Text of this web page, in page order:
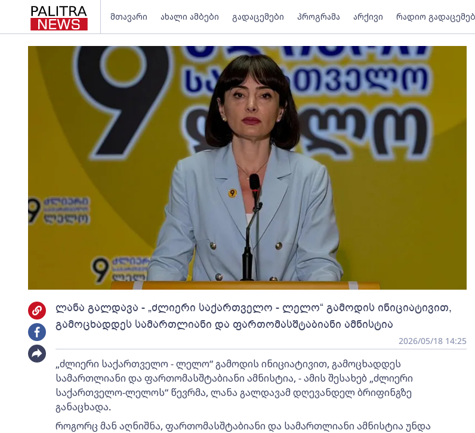
მთავარი ახალი ამბები გადაცემები პროგრამა არქივი რადიო
ლანა გალდავა - „ძლიერი საქართველო - ლელო“ გამოდის ინიციატივით,
გამოცხადდეს სამართლიანი და ფართომასშტაბიანი ამნისტია
2026/05/18 14:25
„ძლიერი საქართველო - ლელო“ გამოდის ინიციატივით, გამოცხადდეს
სამართლიანი და ფართომასშტაბიანი ამნისტია, - ამის შესახებ „ძლიერი
საქართველო-ლელოს“ წევრმა, ლანა გალდავამ დღევანდელ ბრიფინგზე
განაცხადა.
როგორც მან აღნიშნა, ფართომასშტაბიანი და სამართლიანი ამნისტია უნდა